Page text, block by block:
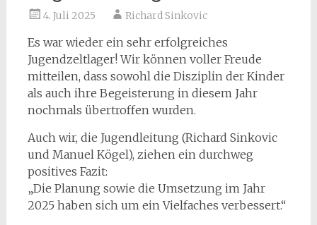
4. Juli 2025 Richard Sinkovic
Es war wieder ein sehr erfolgreiches
Jugendzeltlager! Wir können voller Freude
mitteilen, dass sowohl die Disziplin der Kinder
als auch ihre Begeisterung in diesem Jahr
nochmals übertroffen wurden.
Auch wir, die Jugendleitung (Richard Sinkovic
und Manuel Kögel), ziehen ein durchweg
positives Fazit:
„Die Planung sowie die Umsetzung im Jahr
2025 haben sich um ein Vielfaches verbessert.“